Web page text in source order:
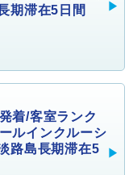
期滞在5日間
着/客室ランク
ルインクルーシ
路島長期滞在5